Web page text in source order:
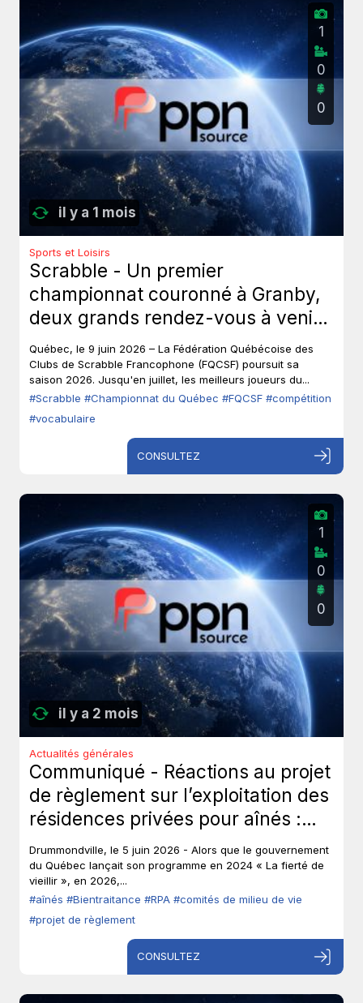
il y a 1 mois
1
0
0
Sports et Loisirs
Scrabble - Un premier
championnat couronné à Granby,
deux grands rendez-vous à venir
au Québec.
Québec, le 9 juin 2026 – La Fédération Québécoise des
Clubs de Scrabble Francophone (FQCSF) poursuit sa
saison 2026. Jusqu'en juillet, les meilleurs joueurs du...
#Scrabble #Championnat du Québec #FQCSF #compétition
#vocabulaire
CONSULTEZ
il y a 2 mois
1
0
0
Actualités générales
Communiqué - Réactions au projet
de règlement sur l’exploitation des
résidences privées pour aînés :
Les aînés ont-ils toujours leur droit
de parole?
Drummondville, le 5 juin 2026 - Alors que le gouvernement
du Québec lançait son programme en 2024 « La fierté de
vieillir », en 2026,...
#aînés #Bientraitance #RPA #comités de milieu de vie
#projet de règlement
CONSULTEZ